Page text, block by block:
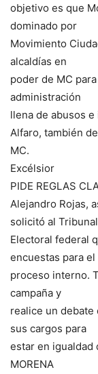
objetivo es que
dominado por
Movimiento
alcaldías en
poder de MC
administración
llena de abusos e
Alfaro, también de
MC.
Excélsior
PIDE REGLAS
Alejandro Rojas,
solicitó al Tribunal
Electoral federal
encuestas para el
proceso interno.
campaña y
realice un
sus cargos para
estar en igualdad
MORENA